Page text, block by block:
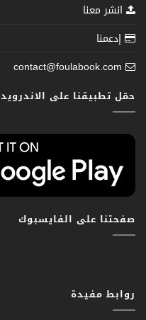
انشر معنا
إدعمنا
contact@foulabook.com
حمّل تطبيقنا على الاندرويد
صفحتنا على الفايسبوك
روابط مفيدة